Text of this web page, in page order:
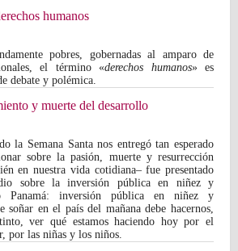
humanos
pobres, gobernadas al amparo de
el término «derechos humanos» es
debate y polémica.
y muerte del desarrollo
la Semana Santa nos entregó tan esperado
sobre la pasión, muerte y resurrección
en nuestra vida cotidiana– fue presentado
sobre la inversión pública en niñez y
Panamá: inversión pública en niñez y
soñar en el país del mañana debe hacernos,
ver qué estamos haciendo hoy por el
por las niñas y los niños.